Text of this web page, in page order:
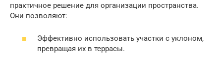
практичное решение для организации пространства.
Они позволяют:
Эффективно использовать участки с уклоном,
превращая их в террасы.